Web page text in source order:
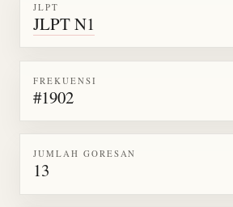
JLPT
JLPT N1
FREKUENSI
#1902
JUMLAH GORESAN
13